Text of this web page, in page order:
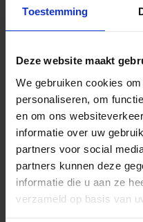
Toestemming
Deze website maakt
We gebruiken cookies
personaliseren, om
en om ons
informatie over uw
partners voor social
partners kunnen deze
informatie die u aan ze
verzameld op basis van
omgevingen zoals
ruimtes en algemene
in combinatie met een
voor een
kleurweergave.
De CorePro LED PL‑C
flikkering of
Met een levensduur
duurzame en
professioneel gebruik.
de 700–750 lumen,